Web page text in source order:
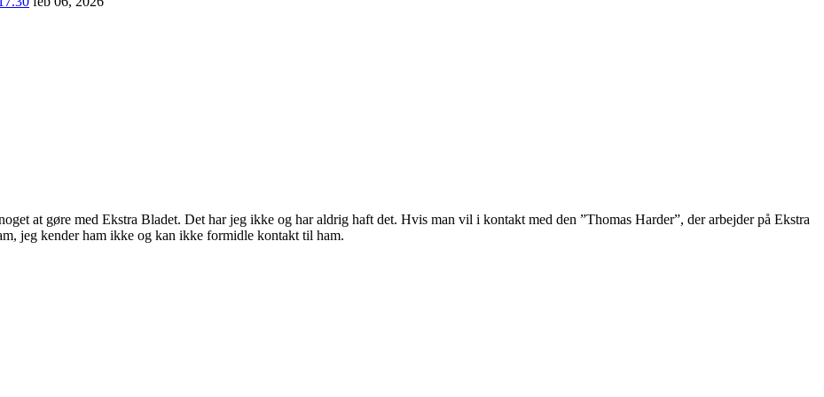
at gøre med Ekstra Bladet. Det har jeg ikke og har aldrig haft det. Hvis man vil i kontakt med den ”Thomas Harder”, der arbejder på Ekstra
jeg kender ham ikke og kan ikke formidle kontakt til ham.